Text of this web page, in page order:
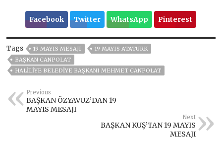
Facebook Twitter WhatsApp Pinterest
Tags 19 MAYIS MESAJI
19 MAYIS ATATÜRK
BAŞKAN CANPOLAT
HALILIYE BELEDIYE BAŞKANI MEHMET CANPOLAT
Previous
BAŞKAN ÖZYAVUZ’DAN 19
MAYIS MESAJI
Next
BAŞKAN KUŞ’TAN 19 MAYIS
MESAJI